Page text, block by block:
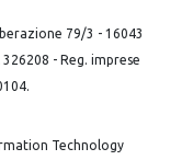
79/3 - 16043
326208 - Reg. imprese
Technology